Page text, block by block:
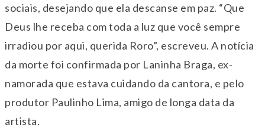
sociais, desejando que ela descanse em paz. “Que
Deus lhe receba com toda a luz que você sempre
irradiou por aqui, querida Roro”, escreveu. A notícia
da morte foi confirmada por Laninha Braga, ex-
namorada que estava cuidando da cantora, e pelo
produtor Paulinho Lima, amigo de longa data da
artista.